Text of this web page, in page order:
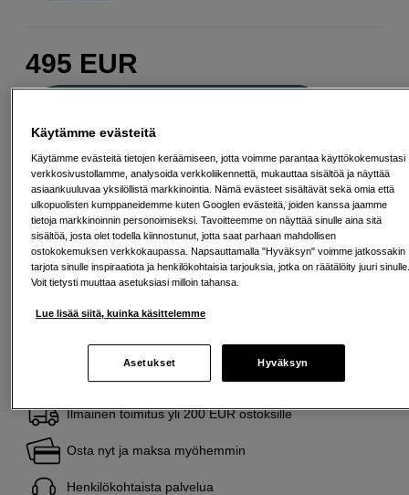
495 EUR
Maksa Svea-erämaksulla
Esimerkki: 36 kk, 18 EUR/kk, yhteensä 653 EUR, todellinen vuosikorko
19,07 %
Avausmaksu 5 EUR, laskutusmaksu 0 EUR/kk lisäksi
Lainaaminen maksaa! Jos et pysty maksamaan velkaa ajoissa, saatat
saada maksuhäiriömerkinnän. Se voi vaikeuttaa asunnon vuokraamista,
velkaneuvonnasta. Yhteystiedot löydät sivulta
Ilmainen toimitus yli 200 EUR ostoksille
Osta nyt ja maksa myöhemmin
Henkilökohtaista palvelua
Käytämme evästeitä
Käytämme evästeitä tietojen keräämiseen, jotta voimme parantaa käyttökokemustasi
verkkosivustollamme, analysoida verkkoliikennettä, mukauttaa sisältöä ja näyttää
asiaankuuluvaa yksilöllistä markkinointia. Nämä evästeet sisältävät sekä omia että
ulkopuolisten kumppaneidemme kuten Googlen evästeitä, joiden kanssa jaamme
tietoja markkinoinnin personoimiseksi. Tavoitteemme on näyttää sinulle aina sitä
sisältöä, josta olet todella kiinnostunut, jotta saat parhaan mahdollisen
ostokokemuksen verkkokaupassa. Napsauttamalla "Hyväksyn" voimme jatkossakin
tarjota sinulle inspiraatiota ja henkilökohtaisia tarjouksia, jotka on räätälöity juuri
Voit tietysti muuttaa asetuksiasi milloin tahansa.
Lue lisää siitä, kuinka käsittelemme
Asetukset Hyväksyn